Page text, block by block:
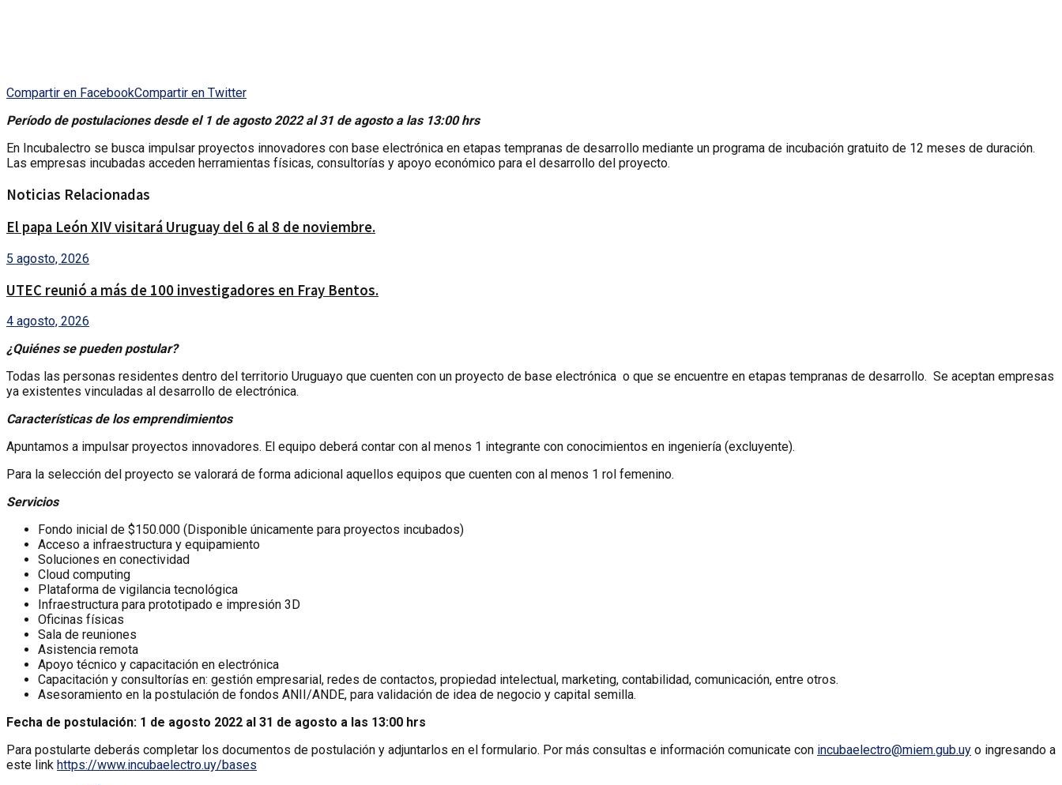
Compartir en FacebookCompartir en Twitter
Período de postulaciones desde el 1 de agosto 2022 al 31 de agosto a las 13:00 hrs
En Incubalectro se busca impulsar proyectos innovadores con base electrónica en etapas tempranas de desarrollo mediante un programa de incubación gratuito de 12 meses de duración.
Las empresas incubadas acceden herramientas físicas, consultorías y apoyo económico para el desarrollo del proyecto.
Noticias Relacionadas
El papa León XIV visitará Uruguay del 6 al 8 de noviembre.
5 agosto, 2026
UTEC reunió a más de 100 investigadores en Fray Bentos.
4 agosto, 2026
¿Quiénes se pueden postular?
Todas las personas residentes dentro del territorio Uruguayo que cuenten con un proyecto de base electrónica o que se encuentre en etapas tempranas de desarrollo. Se aceptan empresas
ya existentes vinculadas al desarrollo de electrónica.
Características de los emprendimientos
Apuntamos a impulsar proyectos innovadores. El equipo deberá contar con al menos 1 integrante con conocimientos en ingeniería (excluyente).
Para la selección del proyecto se valorará de forma adicional aquellos equipos que cuenten con al menos 1 rol femenino.
Servicios
Fondo inicial de $150.000 (Disponible únicamente para proyectos incubados)
Acceso a infraestructura y equipamiento
Soluciones en conectividad
Cloud computing
Plataforma de vigilancia tecnológica
Infraestructura para prototipado e impresión 3D
Oficinas físicas
Sala de reuniones
Asistencia remota
Apoyo técnico y capacitación en electrónica
Capacitación y consultorías en: gestión empresarial, redes de contactos, propiedad intelectual, marketing, contabilidad, comunicación, entre otros.
Asesoramiento en la postulación de fondos ANII/ANDE, para validación de idea de negocio y capital semilla.
Fecha de postulación: 1 de agosto 2022 al 31 de agosto a las 13:00 hrs
Para postularte deberás completar los documentos de postulación y adjuntarlos en el formulario. Por más consultas e información comunicate con incubaelectro@miem.gub.uy o ingresando a
este link https://www.incubaelectro.uy/bases